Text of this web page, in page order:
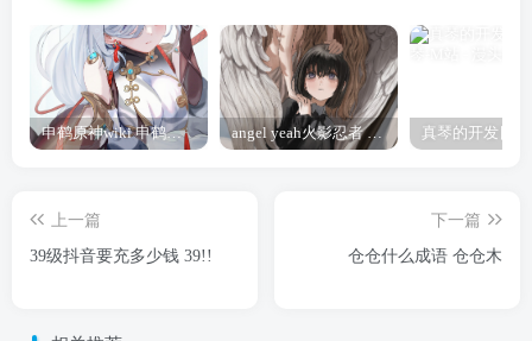
申鹤原神wiki 申鹤诞辰祭 angel yeah火影忍者 Angel
上一篇
39级抖音要充多少钱 39!!
下一篇
仓仓什么成语 仓仓木